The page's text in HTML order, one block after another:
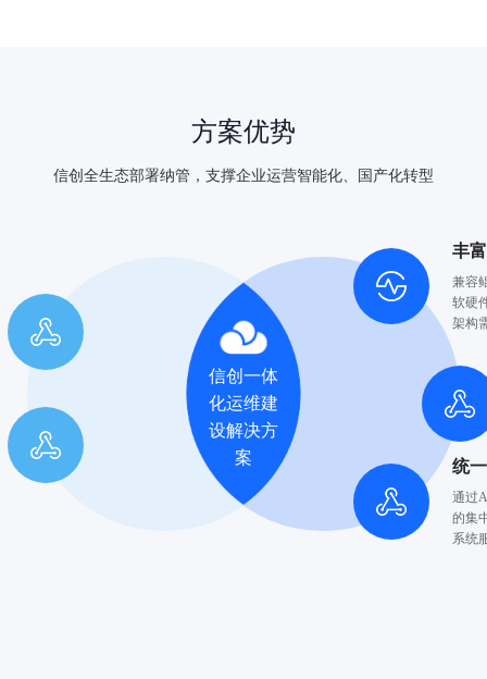
方案优势
信创全生态部署纳管，支撑企业运营智能化、国产化转型
信创一体
化运维建
设解决方
案
丰
兼容
软硬
架构
统
通过
的集
系统